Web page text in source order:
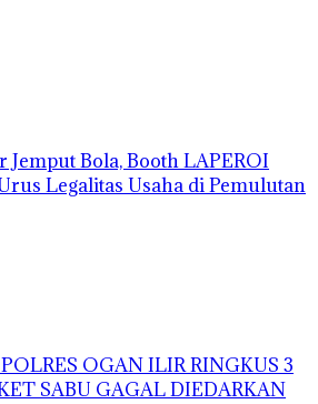
Bola, Booth LAPEROI
Legalitas Usaha di Pemulutan
OGAN ILIR RINGKUS 3
SABU GAGAL DIEDARKAN